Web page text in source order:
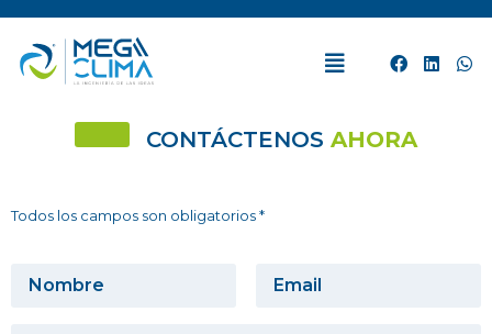
CONTÁCTENOS AHORA
Todos los campos son obligatorios *